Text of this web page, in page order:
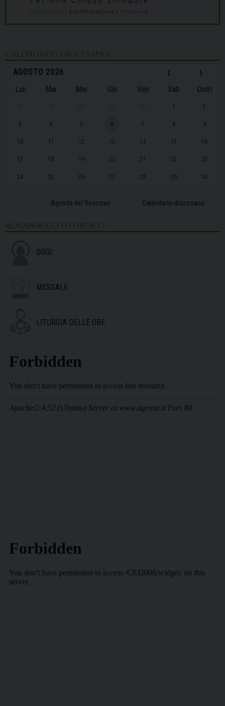
CALENDARIO DIOCESANO
‹
AGOSTO 2026 ›
Lun Mar Mer Gio Ven Sab Dom
1 2
3 4 5 6 7 8 9
10 11 12 13 14 15 16
17 18 19 20 21 22 23
24 25 26 27 28 29 30
Agenda del Vescovo Calendario diocesano
ALMANACCO LITURGICO
OGGI:
MESSALE
LITURGIA DELLE ORE